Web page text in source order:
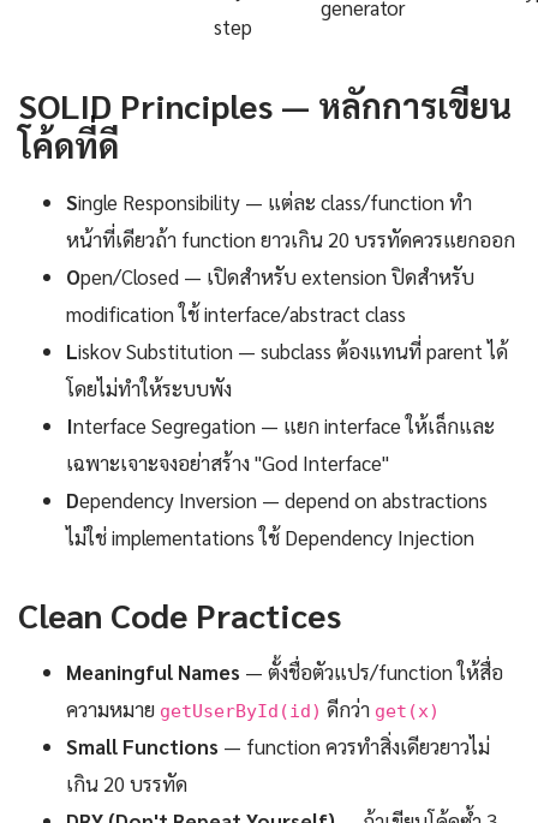
step
generator
SOLID Principles — หลักการเขียน
โค้ดที่ดี
Single Responsibility — แต่ละ class/function ทำ
หน้าที่เดียวถ้า function ยาวเกิน 20 บรรทัดควรแยกออก
Open/Closed — เปิดสำหรับ extension ปิดสำหรับ
modification ใช้ interface/abstract class
Liskov Substitution — subclass ต้องแทนที่ parent ได้
โดยไม่ทำให้ระบบพัง
Interface Segregation — แยก interface ให้เล็กและ
เฉพาะเจาะจงอย่าสร้าง "God Interface"
Dependency Inversion — depend on abstractions
ไม่ใช่ implementations ใช้ Dependency Injection
Clean Code Practices
Meaningful Names — ตั้งชื่อตัวแปร/function ให้สื่อ
ความหมาย getUserById(id) ดีกว่า get(x)
Small Functions — function ควรทำสิ่งเดียวยาวไม่
เกิน 20 บรรทัด